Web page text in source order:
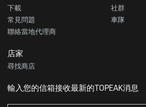
下載
常見問題
聯絡當地代理商
社群
車隊
店家
尋找商店
輸入您的信箱接收最新的TOPEAK消息